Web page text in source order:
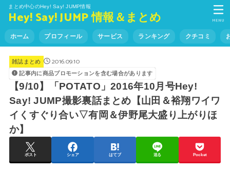
まとめ中心のHey! Say! JUMP情報
Hey! Say! JUMP 情報＆まとめ
ホーム プロフィール サービス ランキング クチコミ
MENU
雑誌まとめ 2016.09.10
記事内に商品プロモーションを含む場合があります
【9/10】「POTATO」2016年10月号Hey!
Say! JUMP撮影裏話まとめ【山田＆裕翔ワイワ
イくすぐり合い▽有岡＆伊野尾大盛り上がりほ
か】
ポスト シェア はてブ 送る Pocket